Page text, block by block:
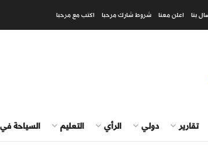
بنا اعلن معنا شروط شارك مرحبا اكتب مع مرحبا
تقارير دولي الرأي التعليم السياحة في